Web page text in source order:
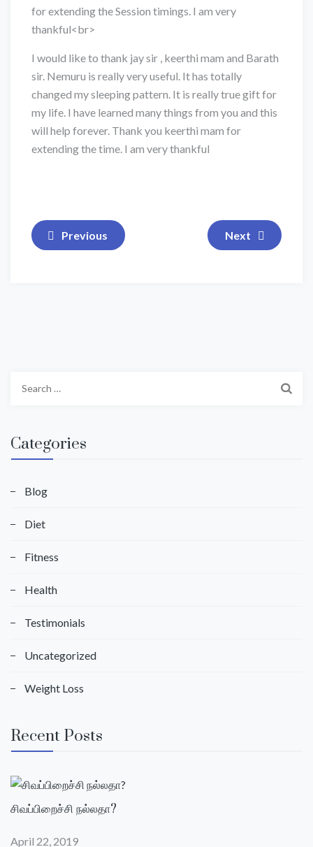
for extending the Session timings. I am very
thankful<br>
I would like to thank jay sir , keerthi mam and Barath
sir. Nemuru is really very useful. It has totally
changed my sleeping pattern. It is really true gift for
my life. I have learned many things from you and this
will help forever. Thank you keerthi mam for
extending the time. I am very thankful
Previous Next
Categories
Blog
Diet
Fitness
Health
Testimonials
Uncategorized
Weight Loss
Recent Posts
சிவப்பிறைச்சி நல்லதா?
April 22, 2019